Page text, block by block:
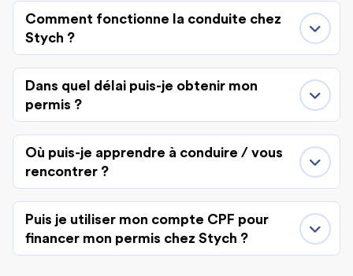
Comment fonctionne la conduite chez
Stych ?
Dans quel délai puis-je obtenir mon
permis ?
Où puis-je apprendre à conduire / vous
rencontrer ?
Puis je utiliser mon compte CPF pour
financer mon permis chez Stych ?